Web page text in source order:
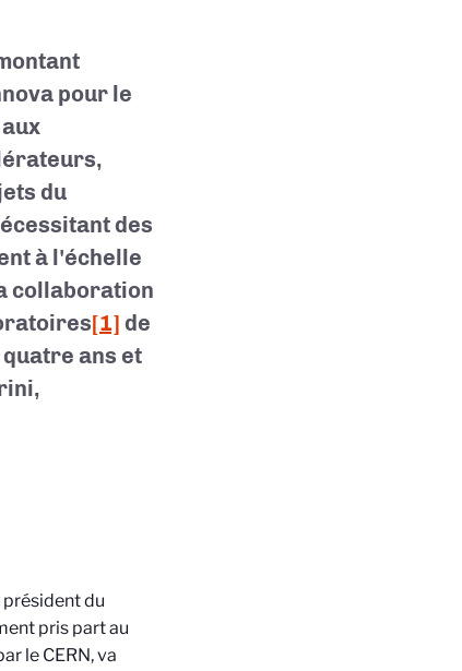
pour le
du
des
à l'échelle
collaboration
[1] de
ans et
du
pris part au
le CERN, va